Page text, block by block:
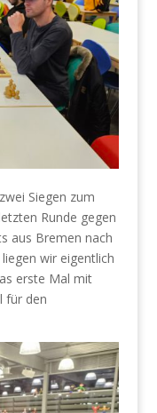
Siegen zum
Runde gegen
aus Bremen nach
wir eigentlich
erste Mal mit
für den